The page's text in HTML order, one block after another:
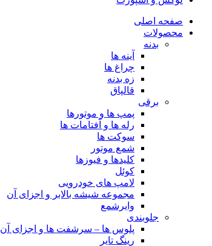
صفحه اصلی
محصولات
بدنه
آینه ها
چراغ ها
زه بدنه
قالپاق
برقی
پمپ ها و موتورها
رله ها و آفتامات ها
سوکت ها
شمع موتور
کلیدها و فیوزها
کوئل
لامپ های خودرویی
مجموعه شیشه بالابر و اجزای آن
وایرشمع
جلوبندی
پلوس ها – سرشفت ها و اجزای آن
رینگ تایر